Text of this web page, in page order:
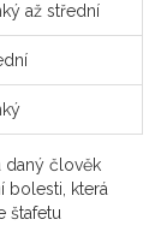
až střední
daný člověk
bolesti, která
štafetu